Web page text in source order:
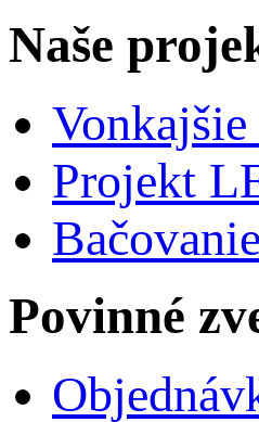
Naše
Projekt
Povinné